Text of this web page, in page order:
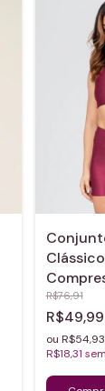
R$76,91
R$49,99
ou
R$18,31